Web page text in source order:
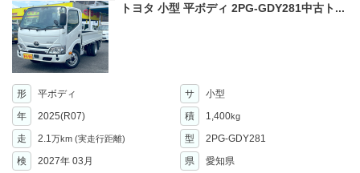
トヨタ 小型 平ボディ 2PG-GDY281中古ト...
形 平ボディ サ
小型
年
2025(R07) 積 1,400kg
走 2.1万km (実走行距離) 型
2PG-GDY281
検
2027年 03月 県 愛知県